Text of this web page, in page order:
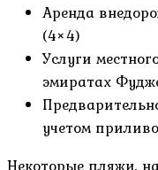
Аренда
(4×4)
Услуги
эмиратах
учетом